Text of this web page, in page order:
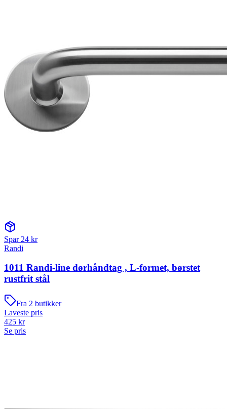
Spar 24 kr
Randi
1011 Randi-line dørhåndtag , L-formet, børstet
rustfrit stål
Fra 2 butikker
Laveste pris
425 kr
Se pris